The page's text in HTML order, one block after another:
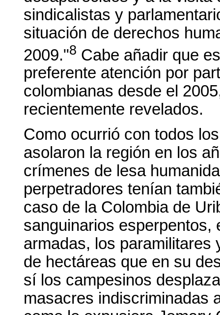
sindicalistas y
situación de derechos
2009."8 Cabe añadir que
preferente atención por
colombianas desde el
recientemente revelados.
Como ocurrió con todos
asolaron la región en los
crímenes de lesa
perpetradores tenían
caso de la Colombia de
sanguinarios esperpentos,
armadas, los paramilitares
de hectáreas que en su
sí los campesinos
masacres indiscriminadas